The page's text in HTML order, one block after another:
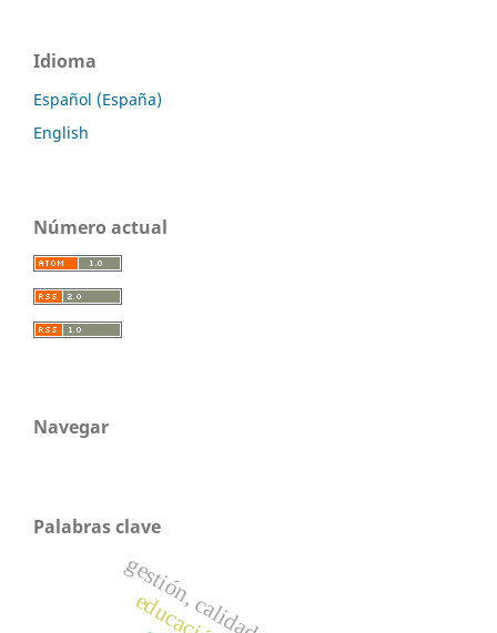
Idioma
Español (España)
English
Número actual
Navegar
Palabras clave